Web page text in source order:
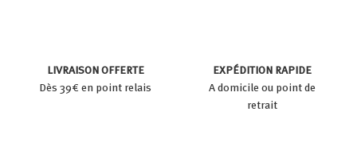
LIVRAISON OFFERTE
Dès 39€ en point relais
EXPÉDITION RAPIDE
A domicile ou point de
retrait